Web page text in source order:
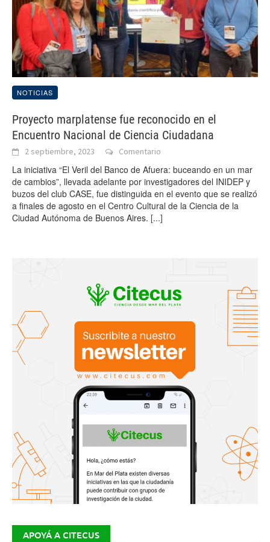
NOTICIAS
Proyecto marplatense fue reconocido en el
Encuentro Nacional de Ciencia Ciudadana
2 septiembre, 2023 Comentario
La iniciativa “El Veril del Banco de Afuera: buceando en un mar
de cambios”, llevada adelante por investigadores del INIDEP y
buzos del club CASE, fue distinguida en el evento que se realizó
a finales de agosto en el Centro Cultural de la Ciencia de la
Ciudad Autónoma de Buenos Aires. [...]
APOYÁ A CITECUS